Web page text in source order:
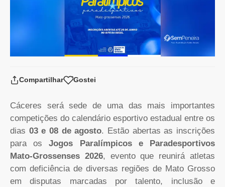
Compartilhar Gostei
Cáceres será sede de uma das mais importantes
competições do calendário esportivo estadual entre os
dias 03 e 08 de agosto. Estão abertas as inscrições
para osJogos Paralímpicos e Paradesportivos
Mato-Grossenses 2026, evento que reunirá atletas
com deficiência de diversas regiões de Mato Grosso
em disputas marcadas por talento, inclusão e